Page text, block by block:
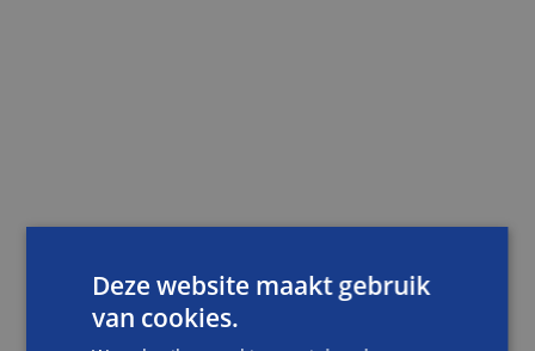
Deze website maakt gebruik
van cookies.